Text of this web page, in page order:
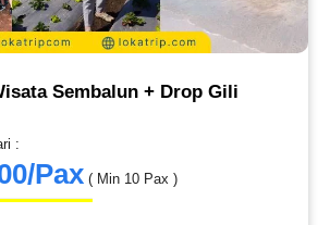
Sembalun + Drop Gili
:
Pax ( Min 10 Pax )